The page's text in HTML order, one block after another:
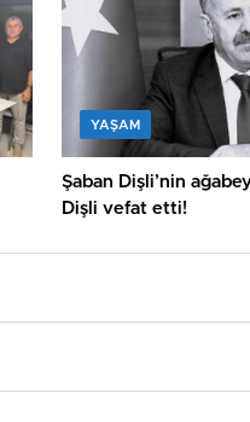
YAŞAM
Şaban Dişli’nin
Dişli vefat etti!